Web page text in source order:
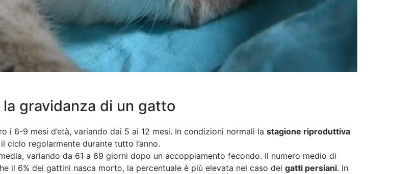
gravidanza di un gatto
i 6-9 mesi d’età, variando dai 5 ai 12 mesi. In condizioni normali la stagione riproduttiva
regolarmente durante tutto l’anno.
variando da 61 a 69 giorni dopo un accoppiamento fecondo. Il numero medio di
il 6% dei gattini nasca morto, la percentuale è più elevata nel caso dei gatti persiani. In